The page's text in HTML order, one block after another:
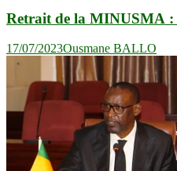
Retrait de la MINUSMA :
17/07/2023Ousmane BALLO